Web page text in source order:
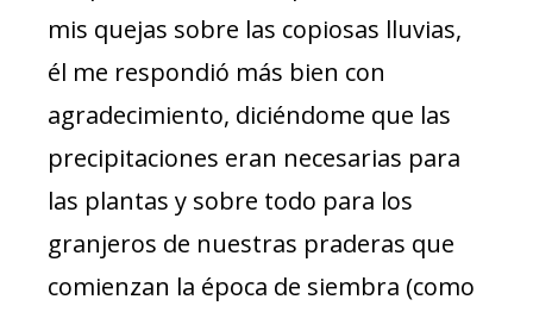
mis quejas sobre las copiosas lluvias,
él me respondió más bien con
agradecimiento, diciéndome que las
precipitaciones eran necesarias para
las plantas y sobre todo para los
granjeros de nuestras praderas que
comienzan la época de siembra (como